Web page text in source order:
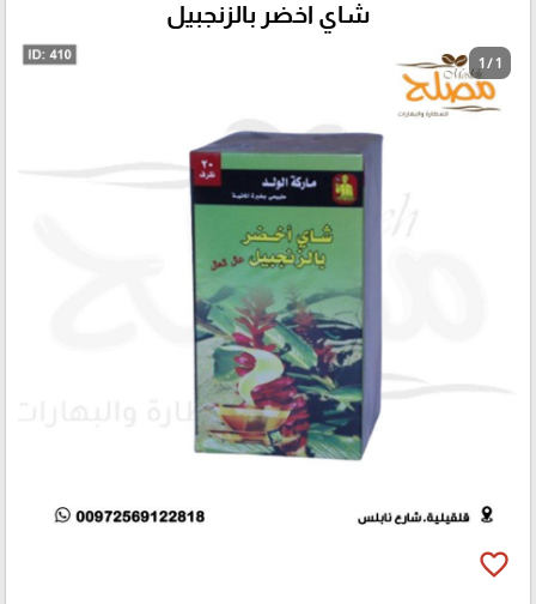
شاي اخضر بالزنجبيل
1 / 1
favorite_border